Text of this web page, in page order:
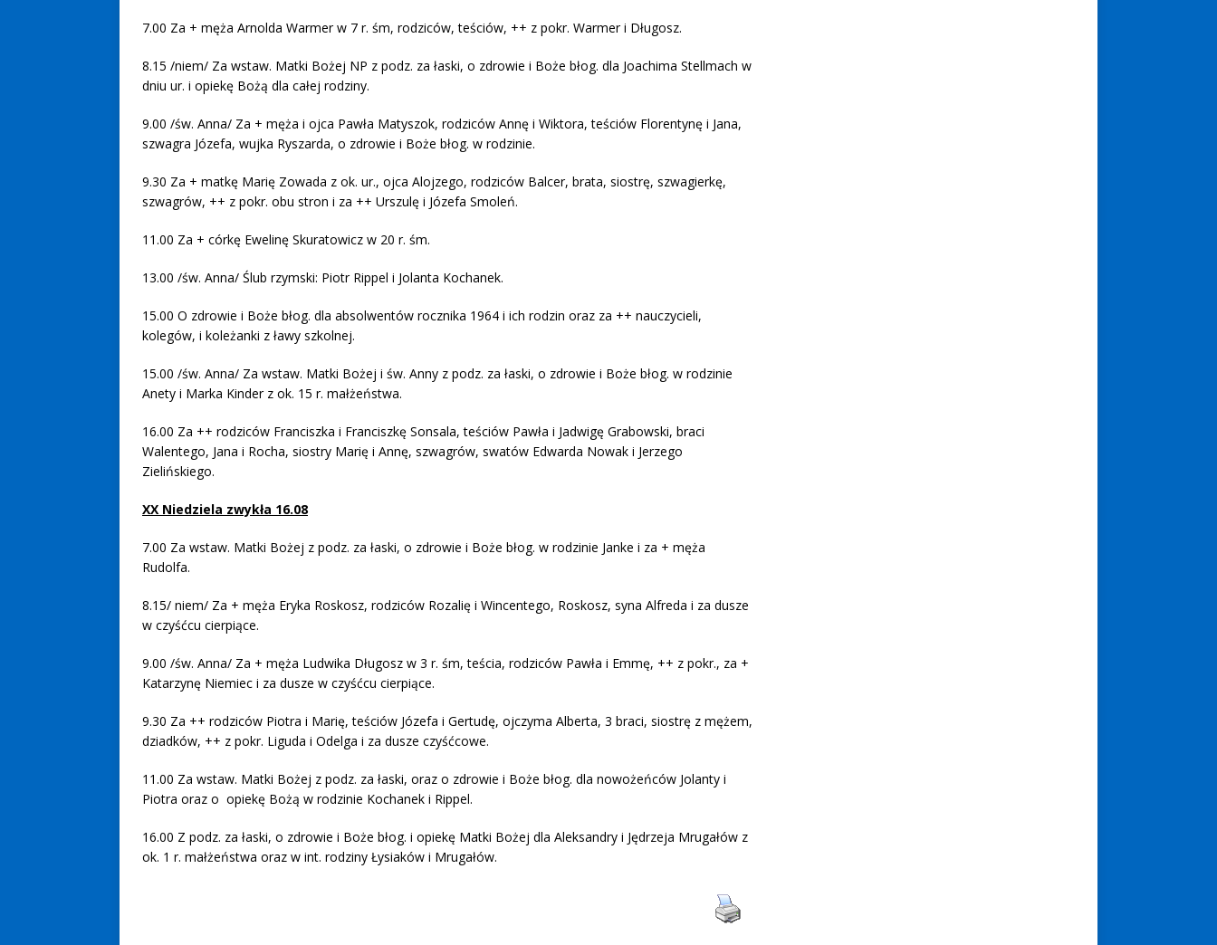
7.00 Za + męża Arnolda Warmer w 7 r. śm, rodziców, teściów, ++ z pokr. Warmer i Długosz.
8.15 /niem/ Za wstaw. Matki Bożej NP z podz. za łaski, o zdrowie i Boże błog. dla Joachima Stellmach w
dniu ur. i opiekę Bożą dla całej rodziny.
9.00 /św. Anna/ Za + męża i ojca Pawła Matyszok, rodziców Annę i Wiktora, teściów Florentynę i Jana,
szwagra Józefa, wujka Ryszarda, o zdrowie i Boże błog. w rodzinie.
9.30 Za + matkę Marię Zowada z ok. ur., ojca Alojzego, rodziców Balcer, brata, siostrę, szwagierkę,
szwagrów, ++ z pokr. obu stron i za ++ Urszulę i Józefa Smoleń.
11.00 Za + córkę Ewelinę Skuratowicz w 20 r. śm.
13.00 /św. Anna/ Ślub rzymski: Piotr Rippel i Jolanta Kochanek.
15.00 O zdrowie i Boże błog. dla absolwentów rocznika 1964 i ich rodzin oraz za ++ nauczycieli,
kolegów, i koleżanki z ławy szkolnej.
15.00 /św. Anna/ Za wstaw. Matki Bożej i św. Anny z podz. za łaski, o zdrowie i Boże błog. w rodzinie
Anety i Marka Kinder z ok. 15 r. małżeństwa.
16.00 Za ++ rodziców Franciszka i Franciszkę Sonsala, teściów Pawła i Jadwigę Grabowski, braci
Walentego, Jana i Rocha, siostry Marię i Annę, szwagrów, swatów Edwarda Nowak i Jerzego
Zielińskiego.
XX Niedziela zwykła 16.08
7.00 Za wstaw. Matki Bożej z podz. za łaski, o zdrowie i Boże błog. w rodzinie Janke i za + męża
Rudolfa.
8.15/ niem/ Za + męża Eryka Roskosz, rodziców Rozalię i Wincentego, Roskosz, syna Alfreda i za dusze
w czyśćcu cierpiące.
9.00 /św. Anna/ Za + męża Ludwika Długosz w 3 r. śm, teścia, rodziców Pawła i Emmę, ++ z pokr., za +
Katarzynę Niemiec i za dusze w czyśćcu cierpiące.
9.30 Za ++ rodziców Piotra i Marię, teściów Józefa i Gertudę, ojczyma Alberta, 3 braci, siostrę z mężem,
dziadków, ++ z pokr. Liguda i Odelga i za dusze czyśćcowe.
11.00 Za wstaw. Matki Bożej z podz. za łaski, oraz o zdrowie i Boże błog. dla nowożeńców Jolanty i
Piotra oraz o opiekę Bożą w rodzinie Kochanek i Rippel.
16.00 Z podz. za łaski, o zdrowie i Boże błog. i opiekę Matki Bożej dla Aleksandry i Jędrzeja Mrugałów z
ok. 1 r. małżeństwa oraz w int. rodziny Łysiaków i Mrugałów.